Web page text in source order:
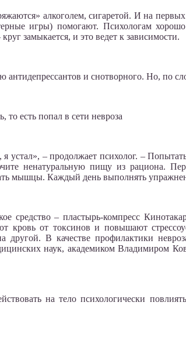
алкоголем, сигаретой. И на
игры) помогают. Психологам
замыкается, и это ведет к зависимости.
антидепрессантов и снотворного. Но, по
то есть попал в сети невроза
устал», – продолжает психолог. –
ненатуральную пищу из рациона.
мышцы. Каждый день выполнять
средство – пластырь-компресс
кровь от токсинов и повышают
другой. В качестве профилактики
наук, академиком Владимиром
на тело психологически